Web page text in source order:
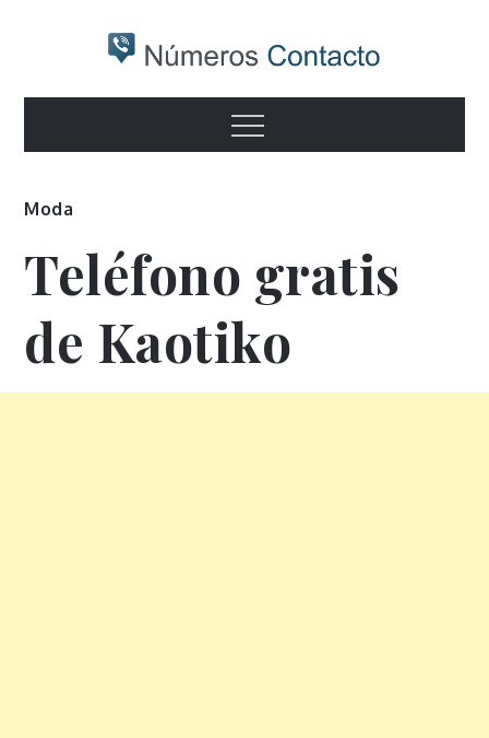
Numeros
contacto
Otro sitio realizado con WordPress
Menu
Moda
Teléfono gratis
de Kaotiko